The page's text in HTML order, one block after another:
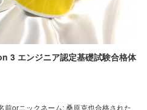
3 エンジニア認定基礎試験合格体
orニックネーム: 桑原克也合格された